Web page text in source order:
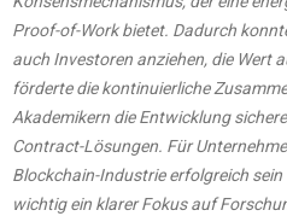
Proof-of-Work bietet. Dadurch
auch Investoren anziehen, die Wert
förderte die kontinuierliche
Akademikern die Entwicklung
Contract-Lösungen. Für
Blockchain-Industrie erfolgreich
wichtig ein klarer Fokus auf